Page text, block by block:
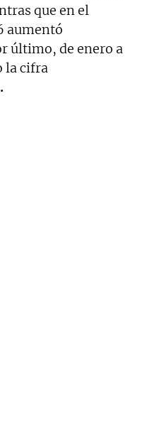
que en el
aumentó
último, de enero a
la cifra